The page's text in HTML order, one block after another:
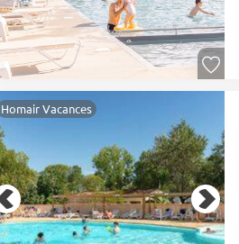
Homair Vacances